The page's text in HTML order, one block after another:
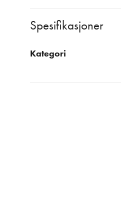
Spesifikasjoner
Kategori